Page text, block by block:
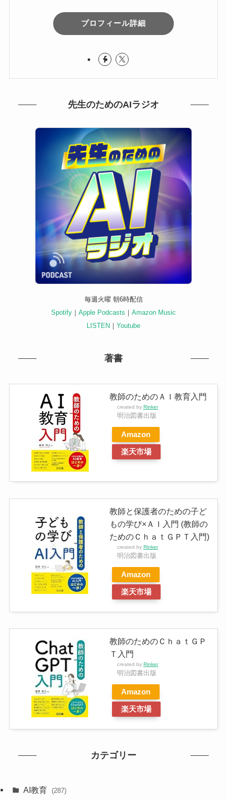
プロフィール詳細
先生のためのAIラジオ
毎週火曜 朝6時配信
Spotify ｜ Apple Podcasts ｜ Amazon Music
LISTEN ｜ Youtube
著書
教師のためのＡＩ教育入門
created by Rinker
明治図書出版
Amazon
楽天市場
教師と保護者のための子ど
もの学び×ＡＩ入門 (教師の
ためのＣｈａｔＧＰＴ入門)
created by Rinker
明治図書出版
Amazon
楽天市場
教師のためのＣｈａｔＧＰ
Ｔ入門
created by Rinker
明治図書出版
Amazon
楽天市場
カテゴリー
AI教育 (287)